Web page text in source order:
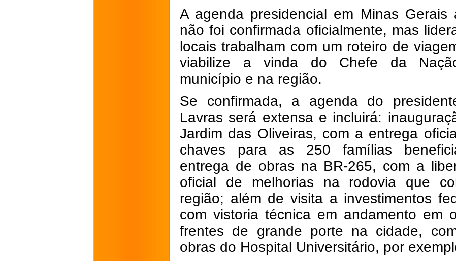
A agenda presidencial em Minas Gerais
não foi confirmada oficialmente, mas
locais trabalham com um roteiro de
viabilize a vinda do Chefe da
município e na região.
Se confirmada, a agenda do
Lavras será extensa e incluirá:
Jardim das Oliveiras, com a entrega
chaves para as 250 famílias
entrega de obras na BR-265, com a
oficial de melhorias na rodovia que
região; além de visita a investimentos
com vistoria técnica em andamento em
frentes de grande porte na cidade,
obras do Hospital Universitário, por